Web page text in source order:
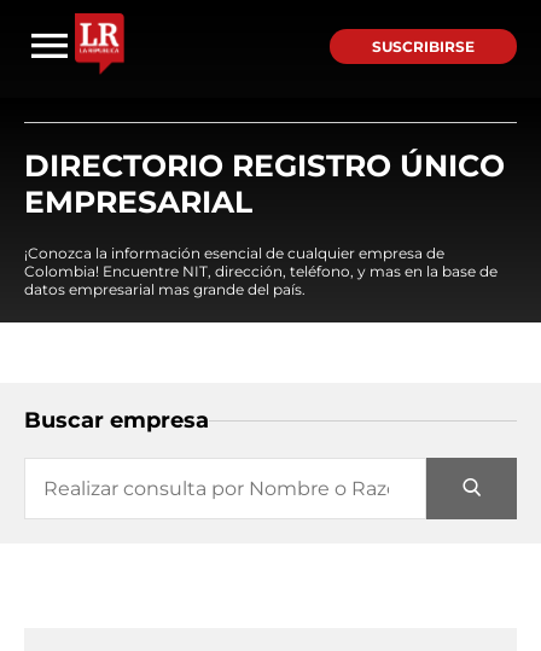
SUSCRIBIRSE
DIRECTORIO REGISTRO ÚNICO
EMPRESARIAL
¡Conozca la información esencial de cualquier empresa de
Colombia! Encuentre NIT, dirección, teléfono, y mas en la base de
datos empresarial mas grande del país.
Buscar empresa